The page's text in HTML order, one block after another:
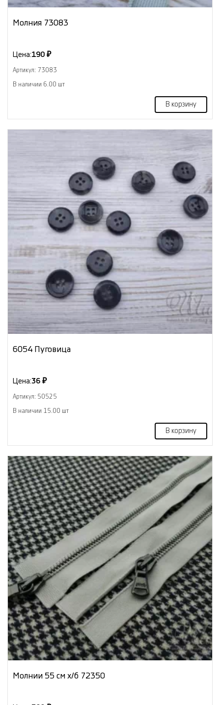
Молния 73083
Цена:190 ₽
Артикул: 73083
В наличии 6.00 шт
В корзину
6054 Пуговица
Цена:36 ₽
Артикул: 50525
В наличии 15.00 шт
В корзину
Молнии 55 см х/б 72350